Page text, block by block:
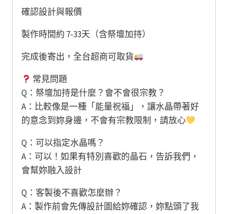
確認設計與報價
製作時間約 7-33天（含祭壇加持）
完成後寄出，全台超商可取貨
常見問題
Q：祭壇加持是什麼？會不會很宗教？
A：比較像是一種「能量祝福」，讓水晶帶著好
的意念到妳身邊，不會有宗教限制，請放心
Q：可以指定水晶嗎？
A：可以！如果有特別喜歡的晶石，告訴我們，
會幫妳融入設計
Q：客製後不喜歡怎麼辦？
A：製作前會先傳設計圖給妳確認，妳點頭了我